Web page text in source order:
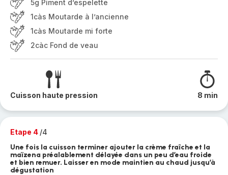
5g Piment d’espelette
1càs Moutarde à l’ancienne
1càs Moutarde mi forte
2càc Fond de veau
Cuisson haute pression 8 min
Etape 4 /4
Une fois la cuisson terminer ajouter la crème fraîche et la
maïzena préalablement délayée dans un peu d’eau froide
et bien remuer. Laisser en mode maintien au chaud jusqu’à
dégustation